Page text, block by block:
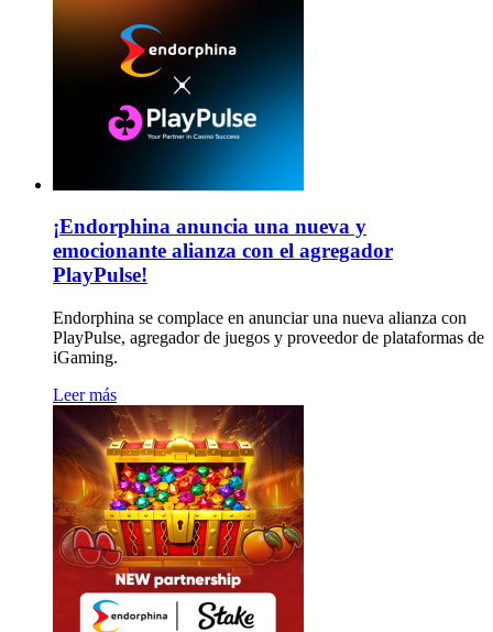
¡Endorphina anuncia una nueva y
emocionante alianza con el agregador
PlayPulse!
Endorphina se complace en anunciar una nueva alianza con
PlayPulse, agregador de juegos y proveedor de plataformas de
iGaming.
Leer más